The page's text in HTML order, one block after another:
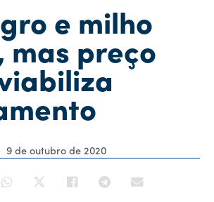
e milho
mas preço
9 de outubro de 2020